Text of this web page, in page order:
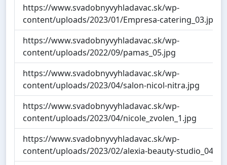
https://www.svadobnyvyhladavac.sk/wp-
content/uploads/2023/01/Empresa-catering_03.jpg
https://www.svadobnyvyhladavac.sk/wp-
content/uploads/2022/09/pamas_05.jpg
https://www.svadobnyvyhladavac.sk/wp-
content/uploads/2023/04/salon-nicol-nitra.jpg
https://www.svadobnyvyhladavac.sk/wp-
content/uploads/2023/04/nicole_zvolen_1.jpg
https://www.svadobnyvyhladavac.sk/wp-
content/uploads/2023/02/alexia-beauty-studio_04.jpg